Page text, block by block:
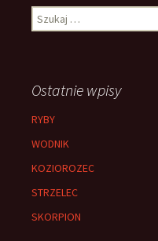
Szukaj:
Ostatnie wpisy
RYBY
WODNIK
KOZIOROZEC
STRZELEC
SKORPION